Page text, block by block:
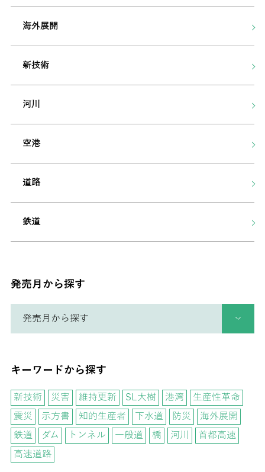
海外展開
新技術
河川
空港
道路
鉄道
発売月から探す
キーワードから探す
新技術 災害 維持更新 SL大樹 港湾
生産性革命
震災
示方書 知的生産者 下水道 防災
海外展開
鉄道
ダム トンネル 一般道 橋 河川
首都高速
高速道路